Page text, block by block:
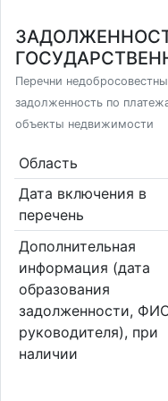
Перечни
задолженность по
объекты недвижимости
Область
Дата включения в
перечень
Дополнительная
информация (дата
образования
задолженности,
руководителя), при
наличии